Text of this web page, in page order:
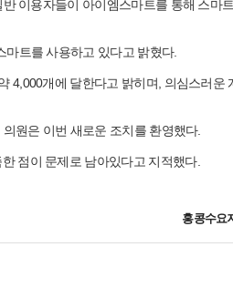
이용자들이 아이엠스마트를 통해 스마
마트를 사용하고 있다고 밝혔다.
4,000개에 달한다고 밝히며, 의심스러운
원은 이번 새로운 조치를 환영했다.
점이 문제로 남아있다고 지적했다.
홍콩수요